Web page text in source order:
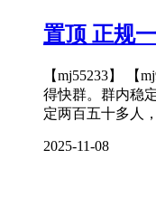
置顶 正规
【mj55233】 【
得快群。群内稳
定两百五十多人
2025-11-08